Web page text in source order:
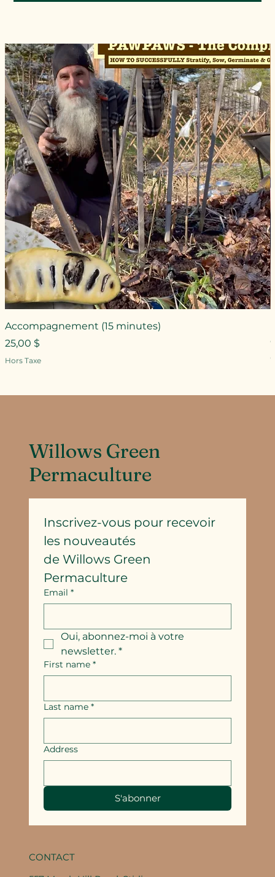
Accompagnement (15 minutes)
Prix
25,00 $
Hors Taxe
Willows Green
Permaculture
Inscrivez-vous pour recevoir
les nouveautés
de Willows Green
Permaculture
Email *
Oui, abonnez-moi à votre
newsletter. *
First name *
Last name *
Address
S'abonner
CONTACT